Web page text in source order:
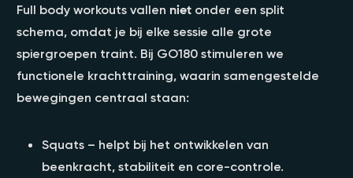
Full body workouts vallen niet onder een split
schema, omdat je bij elke sessie alle grote
spiergroepen traint. Bij GO180 stimuleren we
functionele krachttraining, waarin samengestelde
bewegingen centraal staan:
Squats – helpt bij het ontwikkelen van
beenkracht, stabiliteit en core-controle.